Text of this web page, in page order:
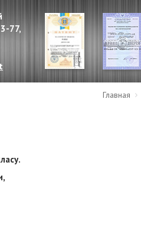
77,
Главная